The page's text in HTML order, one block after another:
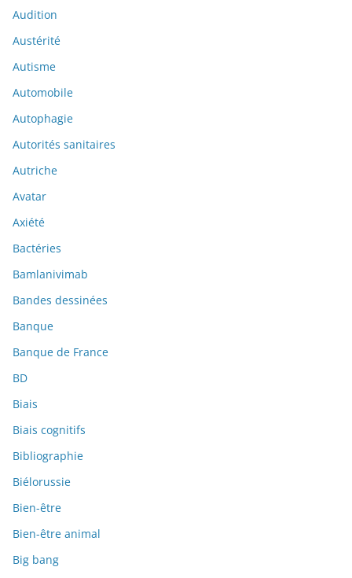
Audition
Austérité
Autisme
Automobile
Autophagie
Autorités sanitaires
Autriche
Avatar
Axiété
Bactéries
Bamlanivimab
Bandes dessinées
Banque
Banque de France
BD
Biais
Biais cognitifs
Bibliographie
Biélorussie
Bien-être
Bien-être animal
Big bang